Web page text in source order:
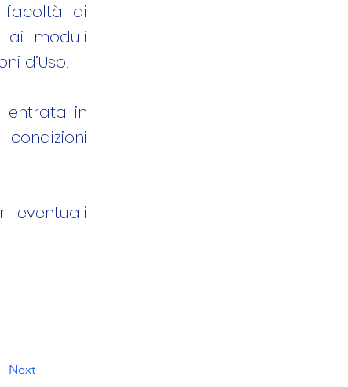
facoltà di
ai moduli
d’Uso.
entrata in
eventuali
Next